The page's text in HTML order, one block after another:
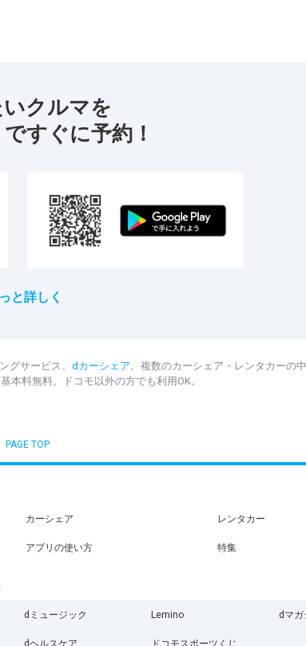
クルマを
すぐに予約！
と詳しく
グサービス、 dカーシェア。複数のカーシェア・レンタカーの
本料無料。ドコモ以外の方でも利用OK。
PAGE TOP
カーシェア レンタカー
アプリの使い方 特集
dミュージック Lemino dマガ
dヘルスケア ドコモスポーツくじ